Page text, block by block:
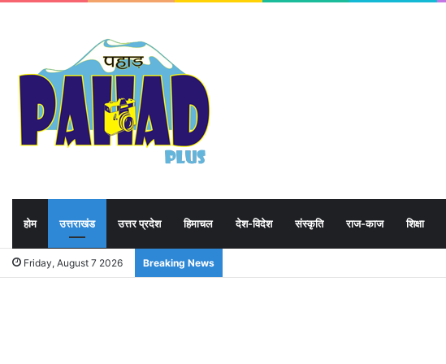
होम उत्तराखंड उत्तर प्रदेश हिमाचल देश-विदेश संस्कृति राज-काज शिक्षा
Friday, August 7 2026 Breaking News